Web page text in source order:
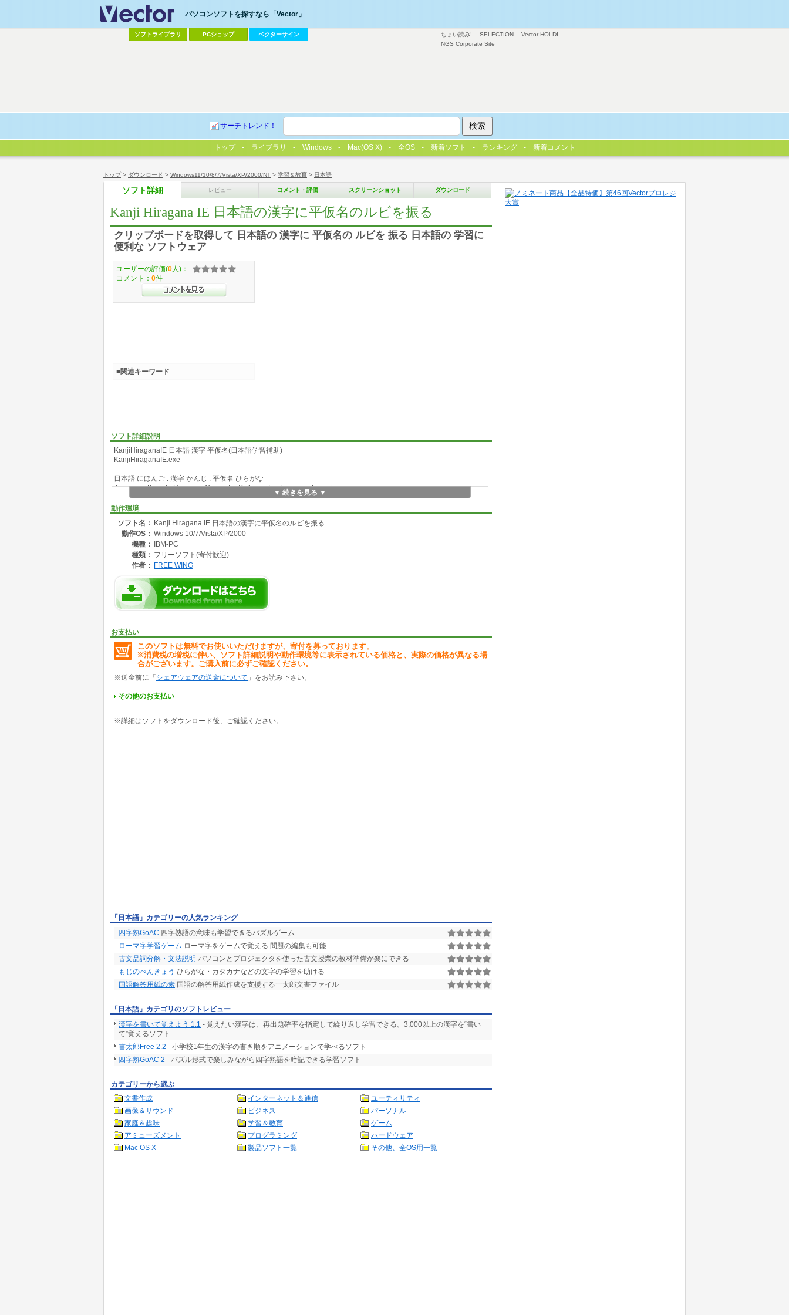
トップ> ダウンロード > Windows11/10/8/7/Vista/XP/2000/NT > 学習＆教育 > 日本語
ソフト詳細 レビュー コメント・評価 スクリーンショット ダウンロード
Kanji Hiragana IE 日本語の漢字に平仮名のルビを振る
クリップボードを取得して 日本語の 漢字に 平仮名の ルビを 振る 日本語の 学習に
便利な ソフトウェア
ソフト詳細説明
KanjiHiraganaIE 日本語 漢字 平仮名(日本語学習補助)
KanjiHiraganaIE.exe
日本語 にほんご . 漢字 かんじ . 平仮名 ひらがな
Japanese Kanji to Hiragana Converter Software for Japanese Learning .
●説明
日本語の 漢字に 平仮名の ルビを 振ります。
カタカナにも 平仮名の ルビを 振ります。
日本語の 学習に 便利な ソフトウェア。
クリップボードの文章を取得してルビを振ります。キストを自動的に取り込みます。
・Windows 2000 Professional
・Windows XP Professional
・Windows XP Professional(中国語 簡体字版 Windows)
・Windows Vista Ultimate
・Windows 10 Professional(Fall Creators Update Build 1709)
以上の環境で動作確認しました。
▼ 続きを見る ▼
動作環境
ソフト名： Kanji Hiragana IE 日本語の漢字に平仮名のルビを振る
動作OS： Windows 10/7/Vista/XP/2000
機種：
IBM-PC
種類： フリーソフト(寄付歓迎)
作者： FREE WING
お支払い
このソフトは無料でお使いいただけますが、寄付を募っております。
※消費税の増税に伴い、ソフト詳細説明や動作環境等に表示されている価格と、実際の価格が異なる場
合がございます。ご購入前に必ずご確認ください。
※送金前に「 シェアウェアの送金について 」をお読み下さい。
その他のお支払い
※詳細はソフトをダウンロード後、ご確認ください。
ユーザーの評価(0 人)：
コメント： 0件
■関連キーワード
「日本語」カテゴリーの人気ランキング
四字熟GoAC 四字熟語の意味も学習できるパズルゲーム
ローマ字学習ゲーム ローマ字をゲームで覚える 問題の編集も可能
古文品詞分解・文法説明 パソコンとプロジェクタを使った古文授業の教材準備が楽にできる
もじのべんきょう ひらがな・カタカナなどの文字の学習を助ける
国語解答用紙の素 国語の解答用紙作成を支援する一太郎文書ファイル
「日本語」カテゴリのソフトレビュー
漢字を書いて覚えよう 1.1 - 覚えたい漢字は、再出題確率を指定して繰り返し学習できる。3,000以上の漢字を“書い
て”覚えるソフト
書太郎Free 2.2 - 小学校1年生の漢字の書き順をアニメーションで学べるソフト
四字熟GoAC 2 - パズル形式で楽しみながら四字熟語を暗記できる学習ソフト
カテゴリーから選ぶ
文書作成
インターネット＆通信
ユーティリティ
画像＆サウンド
ビジネス
パーソナル
家庭＆趣味
学習＆教育
ゲーム
アミューズメント
プログラミング
ハードウェア
Mac OS X
製品ソフト一覧 その他、全OS用一覧
ちょい読み! SELECTION
Vector HOLDI
NGS Corporate Site
パソコンソフトを探すなら「Vector」
ソフトライブラリ PCショップ ベクターサイン
サーチトレンド！
トップ ライブラリ Windows Mac(OS X) 全OS 新着ソフト ランキング 新着コメント